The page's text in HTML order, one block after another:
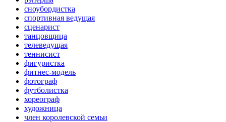
сноубордистка
спортивная ведущая
сценарист
танцовщица
телеведущая
теннисист
фигуристка
фитнес-модель
фотограф
футболистка
хореограф
художница
член королевской семьи